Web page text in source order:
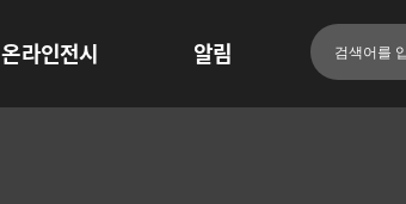
온라인전시 알림